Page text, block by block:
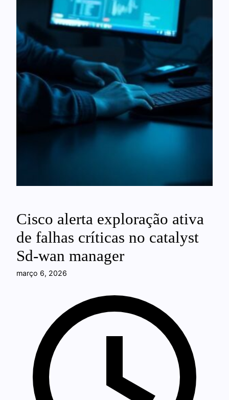
Cisco alerta exploração ativa
de falhas críticas no catalyst
Sd-wan manager
março 6, 2026